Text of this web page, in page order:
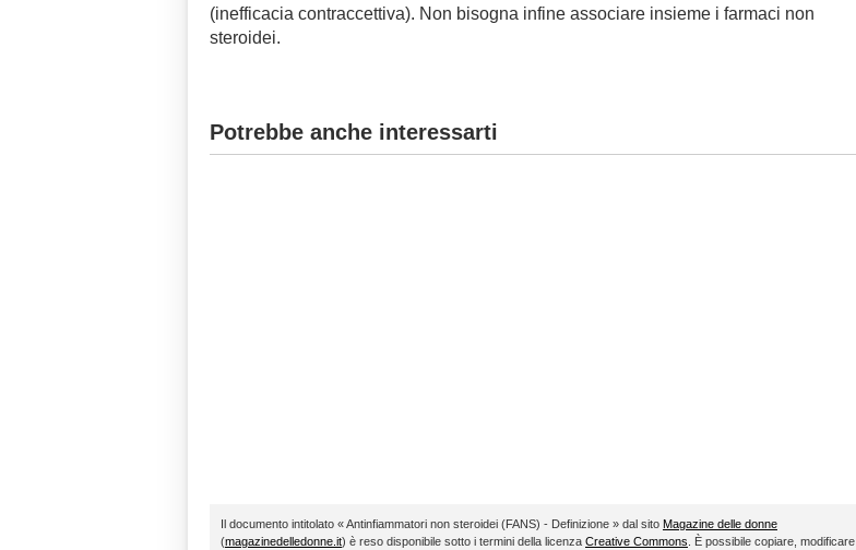
(inefficacia contraccettiva). Non bisogna infine associare insieme i farmaci non
steroidei.
Potrebbe anche interessarti
Il documento intitolato « Antinfiammatori non steroidei (FANS) - Definizione » dal sito Magazine delle donne
(magazinedelledonne.it) è reso disponibile sotto i termini della licenza Creative Commons . È possibile copiare, modificare